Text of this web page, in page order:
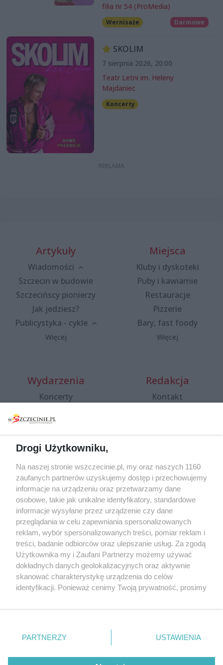
filia nr 54 (ProMedia)
Wernisaże Darmowe
SKOLIM
7 sierpnia 2026, 20:00
Teatr Letni im. Heleny
Majdaniec
Koncerty
Artykuły
Wiadomości
Szczecin w budowie
Szczecińscy pionierzy
Jak jedziesz?
Publicystyka - cykle
Więcej
Miejsca
Kluby i dyskoteki
Puby i kawiarnie
Restauracje
Pizzerie
Bary, fast foody
Więcej
Wydarzenia
Koncerty
Spacery i oprowadzania
targi
Wernisaże
Więcej
Redakcja
Kontakt
Specjalny koncert z okazji
20. urodzin portalu
wSzczecinie.pl
Regulamin konkursów
śniadaniówka "Hej
Szczecin! Jest piątek!"
Partnerzy
Praca Szczecin
© 2026 wSzczecinie.pl
Drogi Użytkowniku,
Na naszej stronie wszczecinie.pl, my oraz naszych 1160
zaufanych partnerów uzyskujemy dostęp i przechowujemy
informacje na urządzeniu oraz przetwarzamy dane
osobowe, takie jak unikalne identyfikatory, standardowe
informacje wysyłane przez urządzenie czy dane
przeglądania w celu zapewniania spersonalizowanych
reklam, wybór spersonalizowanych treści, pomiar reklam i
treści, badanie odbiorców oraz ulepszanie usług. Za zgodą
Użytkownika my i Zaufani Partnerzy możemy używać
dokładnych danych geolokalizacyjnych oraz aktywnie
skanować charakterystykę urządzenia do celów
identyfikacji. Ponieważ cenimy Twoją prywatność, prosimy
prywatności znajdujący się w lewym dolnym rogu strony
. Niektóre rodzaje przetwarzania danych nie wymagają
PARTNERZY USTAWIENIA